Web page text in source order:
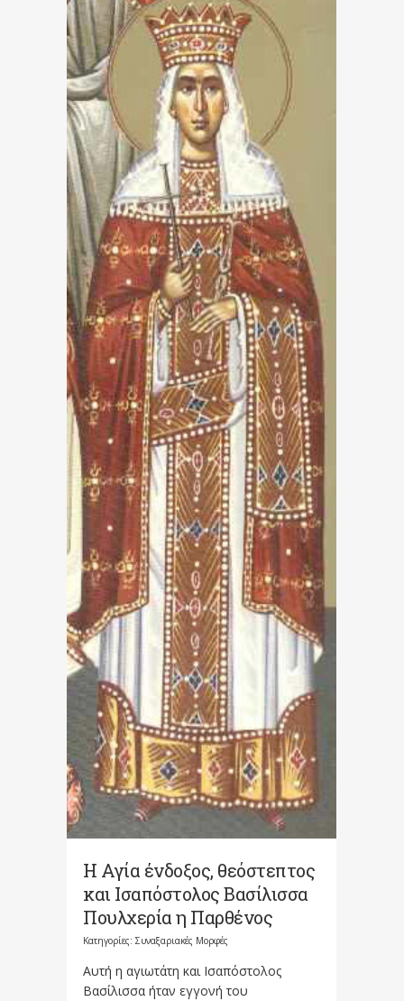
Η Αγία ένδοξος, θεόστεπτος
και Ισαπόστολος Βασίλισσα
Πουλχερία η Παρθένος
Κατηγορίες: Συναξαριακές Μορφές
Αυτή η αγιωτάτη και Ισαπόστολος
Βασίλισσα ήταν εγγονή του